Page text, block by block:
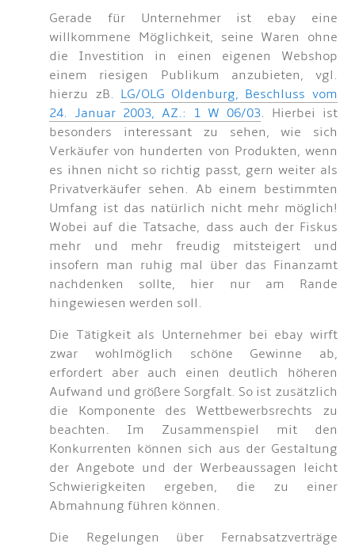
Gerade für Unternehmer ist ebay eine
willkommene Möglichkeit, seine Waren ohne
die Investition in einen eigenen Webshop
einem riesigen Publikum anzubieten, vgl.
hierzu zB. LG/OLG Oldenburg, Beschluss vom
24. Januar 2003, AZ.: 1 W 06/03. Hierbei ist
besonders interessant zu sehen, wie sich
Verkäufer von hunderten von Produkten, wenn
es ihnen nicht so richtig passt, gern weiter als
Privatverkäufer sehen. Ab einem bestimmten
Umfang ist das natürlich nicht mehr möglich!
Wobei auf die Tatsache, dass auch der Fiskus
mehr und mehr freudig mitsteigert und
insofern man ruhig mal über das Finanzamt
nachdenken sollte, hier nur am Rande
hingewiesen werden soll.
Die Tätigkeit als Unternehmer bei ebay wirft
zwar wohlmöglich schöne Gewinne ab,
erfordert aber auch einen deutlich höheren
Aufwand und größere Sorgfalt. So ist zusätzlich
die Komponente des Wettbewerbsrechts zu
beachten. Im Zusammenspiel mit den
Konkurrenten können sich aus der Gestaltung
der Angebote und der Werbeaussagen leicht
Schwierigkeiten ergeben, die zu einer
Abmahnung führen können.
Die Regelungen über Fernabsatzverträge